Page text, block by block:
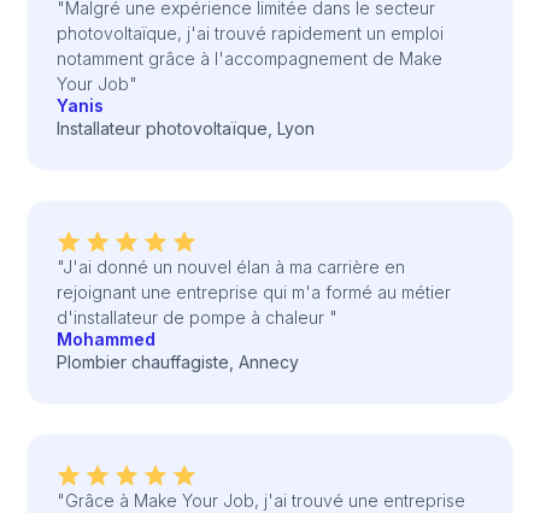
"Malgré une expérience limitée dans le secteur
photovoltaïque, j'ai trouvé rapidement un emploi
notamment grâce à l'accompagnement de Make
Your Job"
Yanis
Installateur photovoltaïque, Lyon
"J'ai donné un nouvel élan à ma carrière en
rejoignant une entreprise qui m'a formé au métier
d'installateur de pompe à chaleur "
Mohammed
Plombier chauffagiste, Annecy
"Grâce à Make Your Job, j'ai trouvé une entreprise